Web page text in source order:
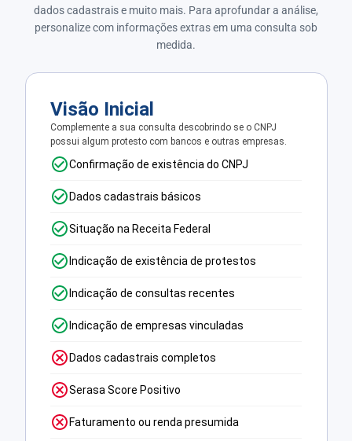
dados cadastrais e muito mais. Para aprofundar a análise,
personalize com informações extras em uma consulta sob
medida.
Visão Inicial
Complemente a sua consulta descobrindo se o CNPJ
possui algum protesto com bancos e outras empresas.
Confirmação de existência do CNPJ
Dados cadastrais básicos
Situação na Receita Federal
Indicação de existência de protestos
Indicação de consultas recentes
Indicação de empresas vinculadas
Dados cadastrais completos
Serasa Score Positivo
Faturamento ou renda presumida